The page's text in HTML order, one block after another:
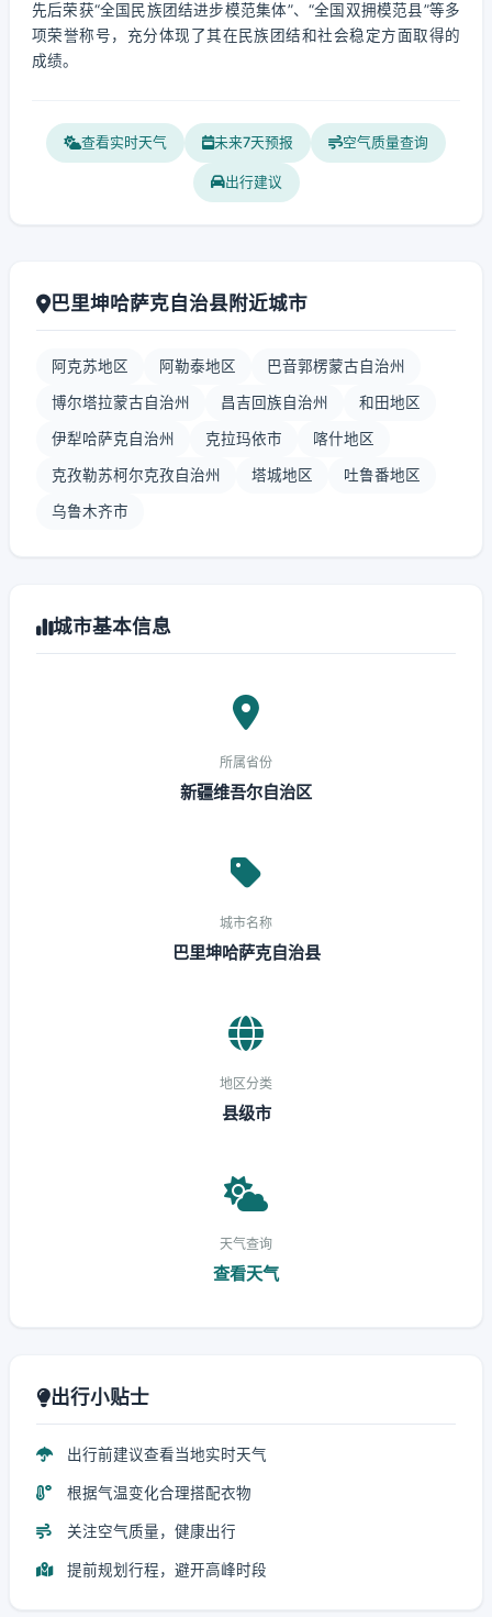
先后荣获“全国民族团结进步模范集体”、“全国双拥模范县”等多
项荣誉称号，充分体现了其在民族团结和社会稳定方面取得的
成绩。
查看实时天气 未来7天预报 空气质量查询
出行建议
巴里坤哈萨克自治县附近城市
阿克苏地区 阿勒泰地区 巴音郭楞蒙古自治州
博尔塔拉蒙古自治州 昌吉回族自治州 和田地区
伊犁哈萨克自治州 克拉玛依市 喀什地区
克孜勒苏柯尔克孜自治州 塔城地区 吐鲁番地区
乌鲁木齐市
城市基本信息
所属省份
新疆维吾尔自治区
城市名称
巴里坤哈萨克自治县
地区分类
县级市
天气查询
查看天气
出行小贴士
出行前建议查看当地实时天气
根据气温变化合理搭配衣物
关注空气质量，健康出行
提前规划行程，避开高峰时段